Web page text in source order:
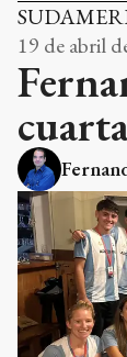
19 de abril